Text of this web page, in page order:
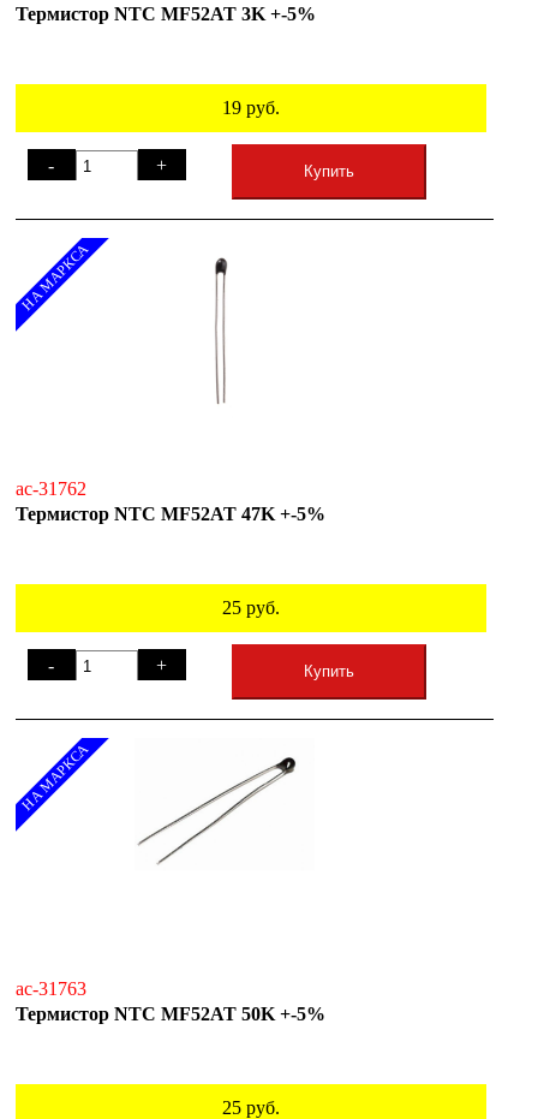
Термистор NTC MF52AT 3K +-5%
19 руб.
- + Купить
НА МАРКСА
ac-31762
Термистор NTC MF52AT 47K +-5%
25 руб.
- + Купить
НА МАРКСА
ac-31763
Термистор NTC MF52AT 50K +-5%
25 руб.